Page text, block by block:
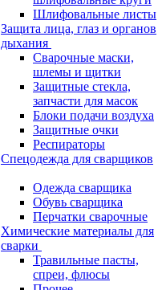
Шлифовальные листы
Защита лица, глаз и органов
дыхания
Сварочные маски,
шлемы и щитки
Защитные стекла,
запчасти для масок
Блоки подачи воздуха
Защитные очки
Респираторы
Спецодежда для сварщиков
Одежда сварщика
Обувь сварщика
Перчатки сварочные
Химические материалы для
сварки
Травильные пасты,
спреи, флюсы